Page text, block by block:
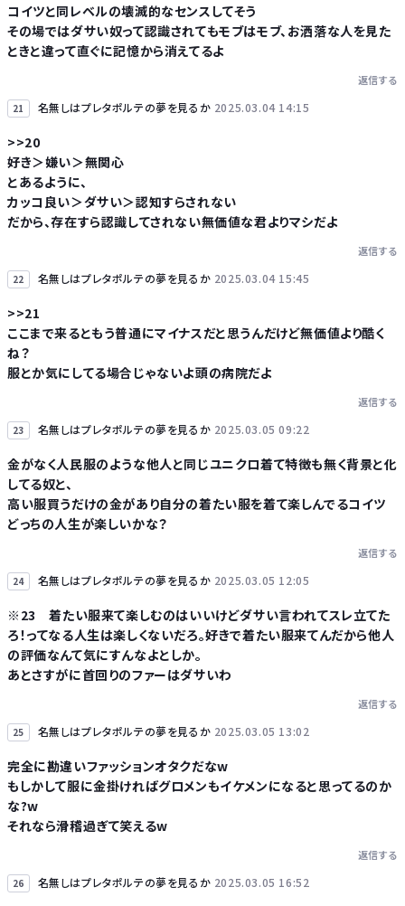
コイツと同レベルの壊滅的なセンスしてそう
その場ではダサい奴って認識されてもモブはモブ、お洒落な人を見た
ときと違って直ぐに記憶から消えてるよ
返信する
21 名無しはプレタポルテの夢を見るか 2025.03.04 14:15
>>20
好き＞嫌い＞無関心
とあるように、
カッコ良い＞ダサい＞認知すらされない
だから、存在すら認識してされない無価値な君よりマシだよ
返信する
22 名無しはプレタポルテの夢を見るか 2025.03.04 15:45
>>21
ここまで来るともう普通にマイナスだと思うんだけど無価値より酷く
ね？
服とか気にしてる場合じゃないよ頭の病院だよ
返信する
23 名無しはプレタポルテの夢を見るか 2025.03.05 09:22
金がなく人民服のような他人と同じユニクロ着て特徴も無く背景と化
してる奴と、
高い服買うだけの金があり自分の着たい服を着て楽しんでるコイツ
どっちの人生が楽しいかな？
返信する
24 名無しはプレタポルテの夢を見るか 2025.03.05 12:05
※23 着たい服来て楽しむのはいいけどダサい言われてスレ立てた
ろ！ってなる人生は楽しくないだろ。好きで着たい服来てんだから他人
の評価なんて気にすんなよとしか。
あとさすがに首回りのファーはダサいわ
返信する
25 名無しはプレタポルテの夢を見るか 2025.03.05 13:02
完全に勘違いファッションオタクだなw
もしかして服に金掛ければグロメンもイケメンになると思ってるのか
な?w
それなら滑稽過ぎて笑えるw
返信する
26 名無しはプレタポルテの夢を見るか 2025.03.05 16:52